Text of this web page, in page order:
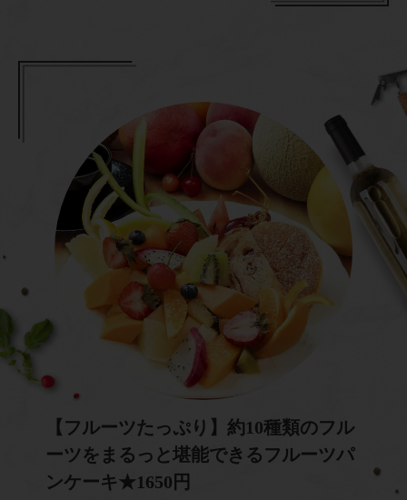
【フルーツたっぷり】約10種類のフル
ーツをまるっと堪能できるフルーツパ
ンケーキ★1650円